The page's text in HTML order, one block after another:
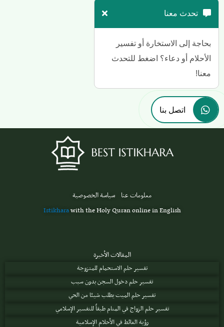
تحدث معنا
بحاجة إلى الاستخارة أو تفسير
الأحلام أو دعاء؟ اضغط للتحدث
معنا!
اتصل بنا
معلومات عنا سياسة الخصوصية
Istikharawith the Holy Quran online in English
المقالات الأخيرة
تفسير حلم الاستحمام للمتزوجة
تفسير حلم دخول السجن بدون سبب
تفسير حلم الميت يطلب شيئا من الحي
تفسير حلم الزواج في المنام طبقاً للتفسير الإسلامي
رؤية الغائط في الأحلام الإسلامية